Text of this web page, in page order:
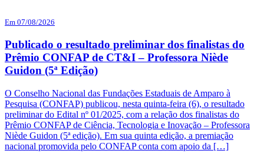
Em 07/08/2026
Publicado o resultado preliminar dos finalistas do
Prêmio CONFAP de CT&I – Professora Niède
Guidon (5ª Edição)
O Conselho Nacional das Fundações Estaduais de Amparo à
Pesquisa (CONFAP) publicou, nesta quinta-feira (6), o resultado
preliminar do Edital nº 01/2025, com a relação dos finalistas do
Prêmio CONFAP de Ciência, Tecnologia e Inovação – Professora
Niède Guidon (5ª edição). Em sua quinta edição, a premiação
nacional promovida pelo CONFAP conta com apoio da […]